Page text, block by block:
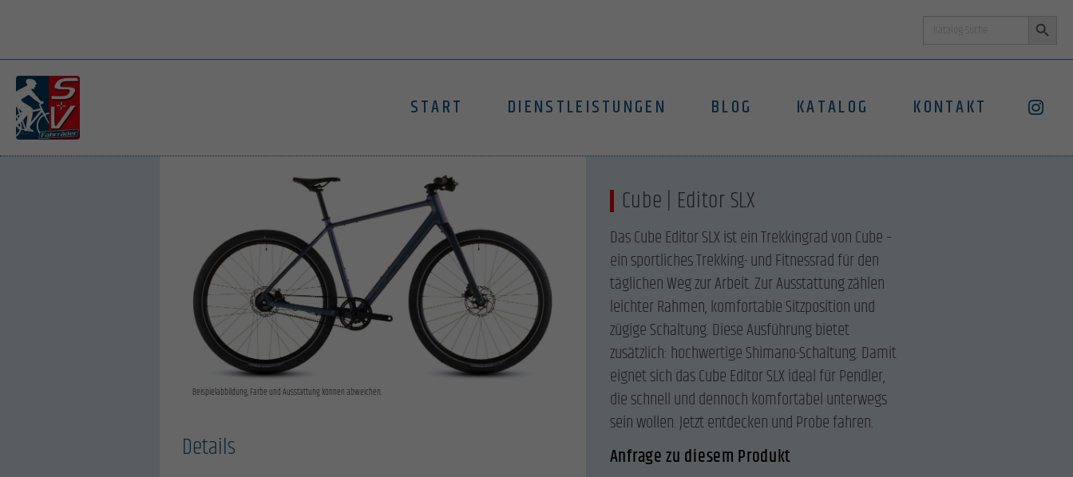
START DIENSTLEISTUNGEN BLOG KATALOG KONTAKT
Beispielabbildung, Farbe und Ausstattung können abweichen.
Details
Cube | Editor SLX
Das Cube Editor SLX ist ein Trekkingrad von Cube –
ein sportliches Trekking- und Fitnessrad für den
täglichen Weg zur Arbeit. Zur Ausstattung zählen
leichter Rahmen, komfortable Sitzposition und
zügige Schaltung. Diese Ausführung bietet
zusätzlich: hochwertige Shimano-Schaltung. Damit
eignet sich das Cube Editor SLX ideal für Pendler,
die schnell und dennoch komfortabel unterwegs
sein wollen. Jetzt entdecken und Probe fahren.
Anfrage zu diesem Produkt